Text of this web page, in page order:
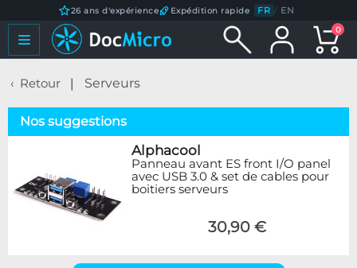
26 ans d'expérience Expédition rapide FR / EN
0
Retour Serveurs
Nos suggestions
Alphacool
Panneau avant ES front I/O panel
avec USB 3.0 & set de cables pour
boitiers serveurs
30,90 €